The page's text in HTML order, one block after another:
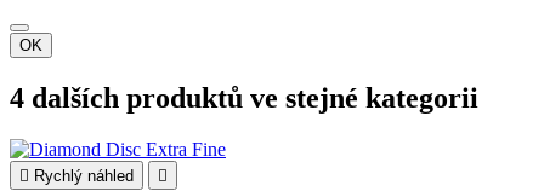
OK
4 dalších produktů ve stejné kategorii
 Rychlý náhled 